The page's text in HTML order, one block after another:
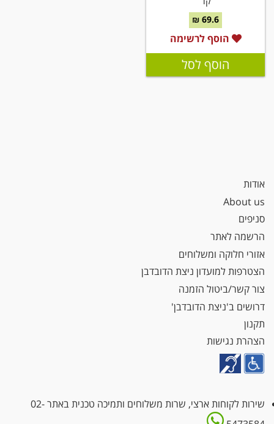
69.6 ₪
הוסף לרשימה
הוסף לסל
אודות
About us
סניפים
הרשמה לאתר
אזורי חלוקה ומשלוחים
הצטרפות למועדון ניצת הדובדבן
צור קשר/ביטול הזמנה
דרושים ב'ניצת הדובדבן'
תקנון
הצהרת נגישות
שירות לקוחות ארצי, שרות משלוחים ותמיכה טכנית באתר02-